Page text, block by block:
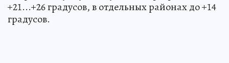
+21...+26 градусов, в отдельных районах до +14
градусов.